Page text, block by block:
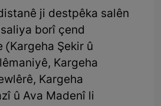
ji destpêka salên
borî çend
(Kargeha Şekir û
Kargeha
Kargeha
û Ava Madenî li